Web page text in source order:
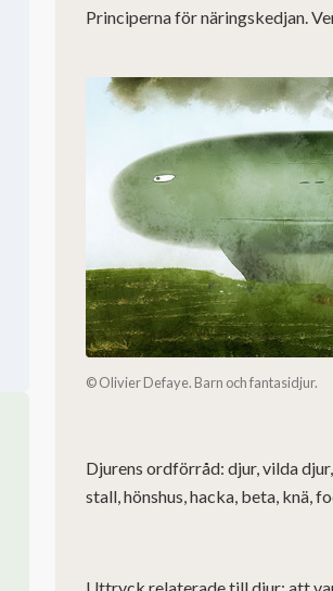
Principerna för näringskedjan.
© Olivier Defaye. Barn och fantasidjur.
Djurens ordförråd: djur, vilda
stall, hönshus, hacka, beta, knä,